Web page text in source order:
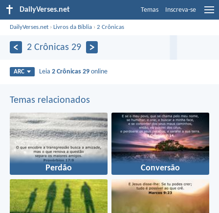
DailyVerses.net Temas Inscreva-se
DailyVerses.net ›Livros da Bíblia ›2 Crônicas
2 Crônicas 29
ARC Leia2 Crônicas 29 online
Temas relacionados
Perdão Conversão